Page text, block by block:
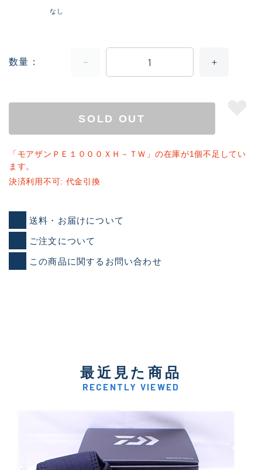
なし
数量
SOLD OUT
「モアザンＰＥ１０００ＸＨ－ＴＷ」の在庫が1個不足してい
ます。
決済利用不可: 代金引換
送料・お届けについて
ご注文について
この商品に関するお問い合わせ
最近見た商品
RECENTLY VIEWED